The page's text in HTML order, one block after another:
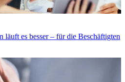
läuft es besser – für die Beschäftigten